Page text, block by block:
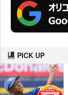
PICK UP